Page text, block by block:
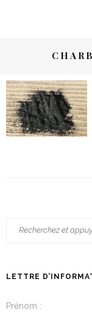
LETTRE
Prénom :